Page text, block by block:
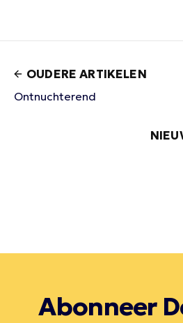
OUDERE ARTIKELEN
Ontnuchterend
Abonneer